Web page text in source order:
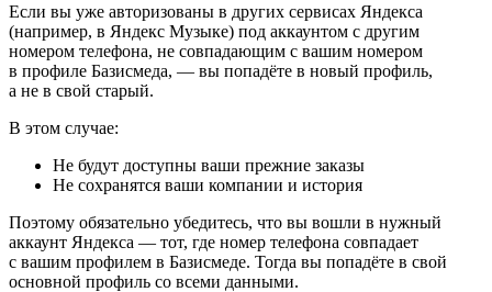
Если вы уже авторизованы в других сервисах Яндекса
(например, в Яндекс Музыке) под аккаунтом с другим
номером телефона, не совпадающим с вашим номером
в профиле Базисмеда, — вы попадёте в новый профиль,
а не в свой старый.
В этом случае:
Не будут доступны ваши прежние заказы
Не сохранятся ваши компании и история
Поэтому обязательно убедитесь, что вы вошли в нужный
аккаунт Яндекса — тот, где номер телефона совпадает
с вашим профилем в Базисмеде. Тогда вы попадёте в свой
основной профиль со всеми данными.